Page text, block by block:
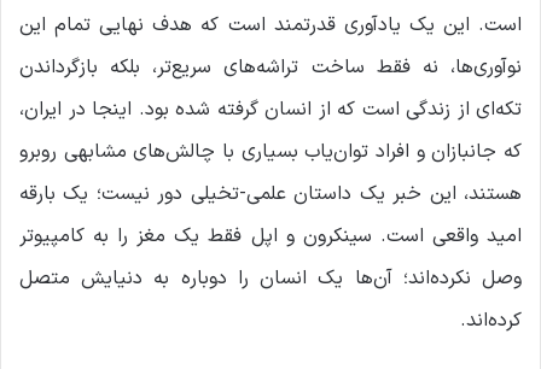
است. این یک یادآوری قدرتمند است که هدف نهایی تمام این
نوآوری‌ها، نه فقط ساخت تراشه‌های سریع‌تر، بلکه بازگرداندن
تکه‌ای از زندگی است که از انسان گرفته شده بود. اینجا در ایران،
که جانبازان و افراد توان‌یاب بسیاری با چالش‌های مشابهی روبرو
هستند، این خبر یک داستان علمی-تخیلی دور نیست؛ یک بارقه
امید واقعی است. سینکرون و اپل فقط یک مغز را به کامپیوتر
وصل نکرده‌اند؛ آن‌ها یک انسان را دوباره به دنیایش متصل
کرده‌اند.